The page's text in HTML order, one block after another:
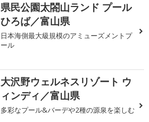
県民公園太閤山ランド プール
ひろば／富山県
日本海側最大級規模のアミューズメントプ
ール
大沢野ウェルネスリゾート ウ
ィンディ／富山県
多彩なプール&バーデや2種の源泉を楽しむ